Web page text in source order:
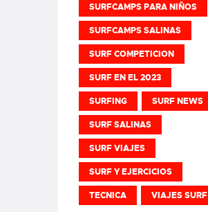
SURFCAMPS PARA NIÑOS
SURFCAMPS SALINAS
SURF COMPETICION
SURF EN EL 2023
SURFING SURF NEWS
SURF SALINAS
SURF VIAJES
SURF Y EJERCICIOS
TECNICA VIAJES SURF